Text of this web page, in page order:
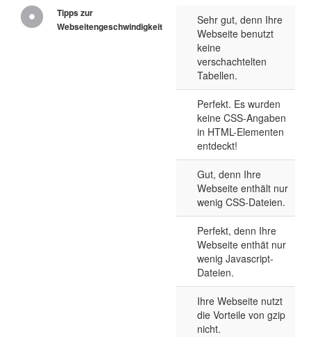
Tipps zur
Webseitengeschwindigkeit
Sehr gut, denn Ihre
Webseite benutzt
keine
verschachtelten
Tabellen.
Perfekt. Es wurden
keine CSS-Angaben
in HTML-Elementen
entdeckt!
Gut, denn Ihre
Webseite enthält nur
wenig CSS-Dateien.
Perfekt, denn Ihre
Webseite enthät nur
wenig Javascript-
Dateien.
Ihre Webseite nutzt
die Vorteile von gzip
nicht.